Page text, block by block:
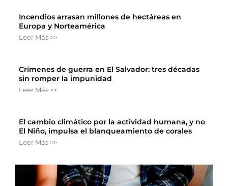
Incendios arrasan millones de hectáreas en
Europa y Norteamérica
Leer Más >>
Crímenes de guerra en El Salvador: tres décadas
sin romper la impunidad
Leer Más >>
El cambio climático por la actividad humana, y no
El Niño, impulsa el blanqueamiento de corales
Leer Más >>